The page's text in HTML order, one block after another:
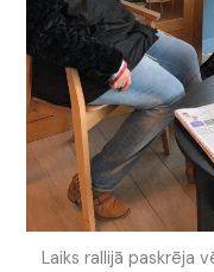
Laiks rallijā paskrēja